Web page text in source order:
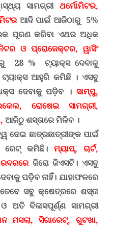
ସାମଗ୍ରୀ ଥର୍ମୋ‌ମିଟର,
ଆଦି ପାଇଁ ଆଜିଠାରୁ 5%
ପୂରଣ କରିବା ଏଥର ଅଧିକ
ଓ ପ୍ରୋଜେକ୍ଟର, ୱାସିଂ
28% ଟ୍ୟାକ୍ସ ଦେବାକୁ
ଆହୁରି କମିଛି । ଏସବୁ
ଦେବାକୁ ପଡ଼ିବ । ସାମ୍ପୁ,
, ରୋଷେଇ ସାମଗ୍ରୀ,
,ଆଜିଠୁ ଶସ୍ତାରେ ମିଳିବ ।
ପାଇଁ
ରେଟ୍ କମିଛି। ମ୍ୟାପ୍, ଚାର୍ଟ,
ରବରରେଜିରୋ ଜିଏସଟି। ଏସବୁ
ପଡ଼ିବ ନାହିଁ। ଯାହାଫଳରେ
ତେବେ ସବୁ କ୍ଷେତ୍ରରେ ଶସ୍ତା
ଅତି ବିଳାସପୂର୍ଣ୍ଣ ସାମଗ୍ରୀ
ମସଲା, ସିଗାରେଟ୍, ଗୁଟଖା,